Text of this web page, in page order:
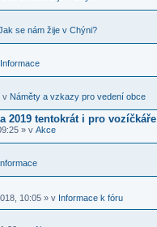
se nám žije v Chýni?
Informace
v Náměty a vzkazy pro vedení obce
2019 tentokrát i pro vozíčkáře
» v Akce
10:05 » v Informace k fóru